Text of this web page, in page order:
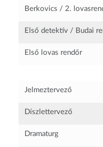
Berkovics / 2.
Első detektív / Budai
Első lovas rendőr
Jelmeztervező
Díszlettervező
Dramaturg